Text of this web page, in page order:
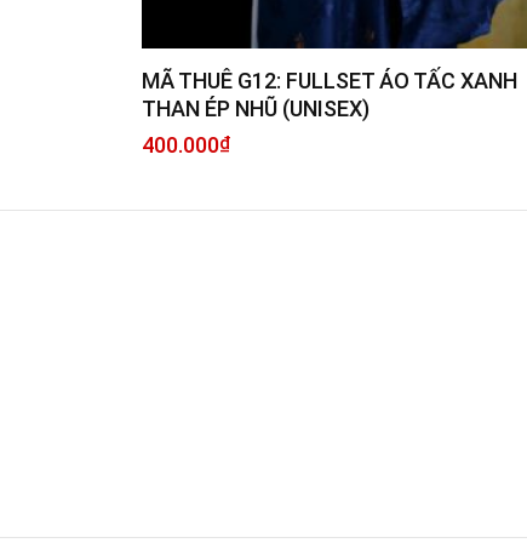
MÃ THUÊ G12: FULLSET ÁO TẤC XANH
THAN ÉP NHŨ (UNISEX)
400.000₫